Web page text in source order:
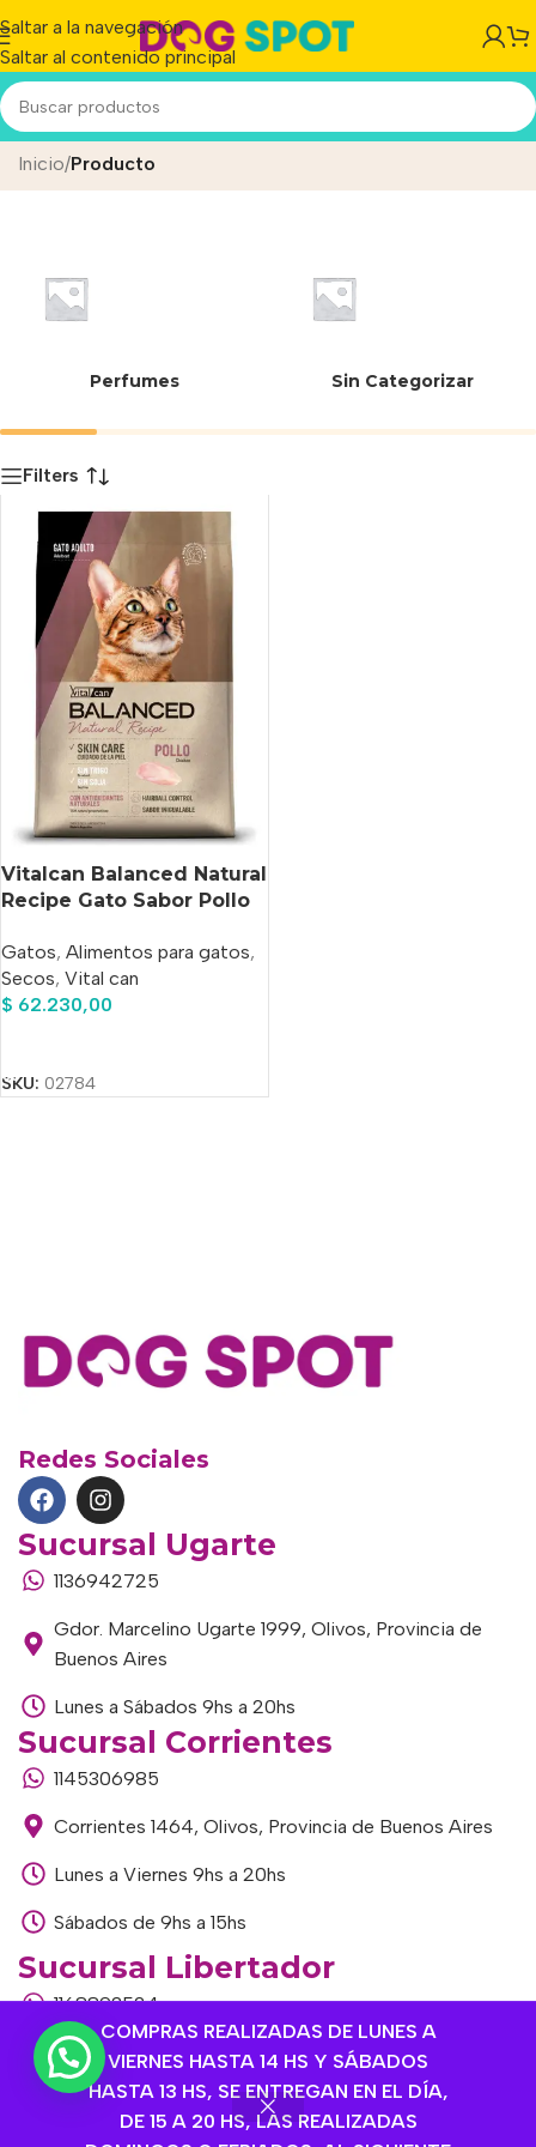
COMPRAS REALIZADAS DE LUNES A
VIERNES HASTA 14 HS Y SÁBADOS
HASTA 13 HS, SE ENTREGAN EN EL DÍA,
DE 15 A 20 HS, LAS REALIZADAS
Saltar a la navegación
Saltar al contenido principal
Harina de vísceras de ave
Inicio/Producto
Perfumes Sin Categorizar
Filters
Vitalcan Balanced Natural
Recipe Gato Sabor Pollo
Gatos, Alimentos para gatos,
Secos, Vital can
$ 62.230,00
SKU: 02784
Redes Sociales
Sucursal Ugarte
1136942725
Gdor. Marcelino Ugarte 1999, Olivos, Provincia de
Buenos Aires
Lunes a Sábados 9hs a 20hs
Sucursal Corrientes
1145306985
Corrientes 1464, Olivos, Provincia de Buenos Aires
Lunes a Viernes 9hs a 20hs
Sábados de 9hs a 15hs
Sucursal Libertador
1168893524
Av. del Libertador 1915, Vte. López, Provincia de
Buenos Aires
Lunes a Viernes de 9hs a 13hs / 16hs a 20hs